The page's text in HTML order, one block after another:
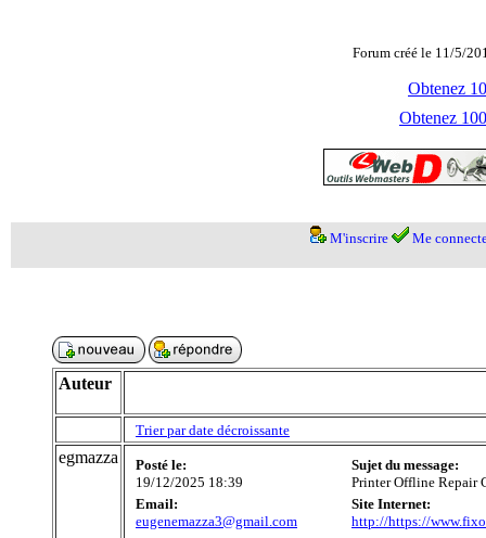
Forum créé le 11/5/
Obtenez
Obtenez
M'inscrire Me
Auteur
Trier par date décroissante
egmazza
Posté le:
19/12/2025 18:39
Sujet du message:
Printer Offline Repair
Email:
eugenemazza3@gmail.com
Site Internet:
http://https://